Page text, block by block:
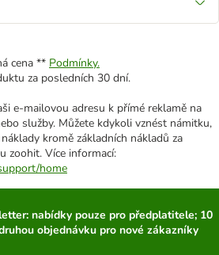
cena ** Podmínky.
za posledních 30 dní.
e-mailovou adresu k přímé reklamě na
služby. Můžete kdykoli vznést námitku,
kromě základních nákladů za
zoohit. Více informací:
home
nabídky pouze pro předplatitele; 10
objednávku pro nové zákazníky